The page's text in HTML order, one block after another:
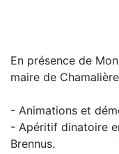
En présence de
maire de
- Animations et
- Apéritif dinatoire
Brennus.